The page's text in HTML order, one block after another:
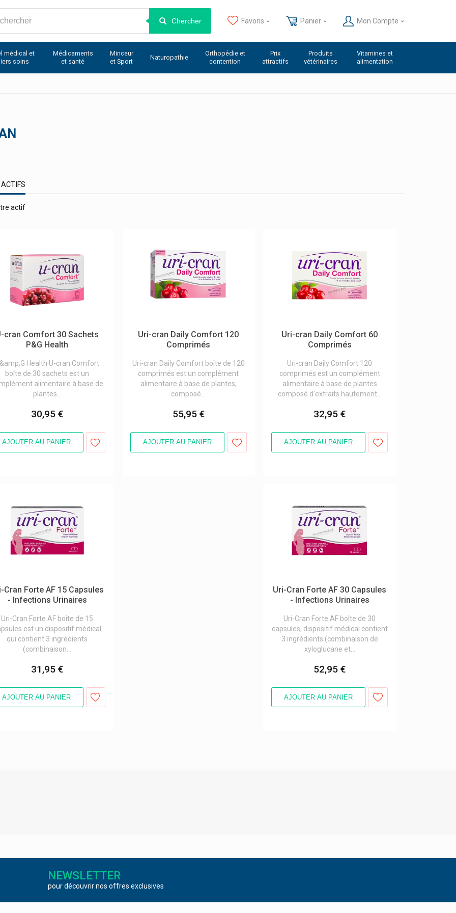
Chercher Favoris Panier Mon Compte
médical et
soins
Médicaments
et santé
Minceur
et Sport
Naturopathie
Orthopédie et
contention
Prix
attractifs
Produits
vétérinaires
Vitamines et
alimentation
ACTIFS
actif
cran Comfort 30 Sachets
P&G Health
Health U-cran Comfort
boîte de 30 sachets est un
alimentaire à base de
plantes...
30,95 €
AJOUTER AU PANIER
Uri-cran Daily Comfort 120
Comprimés
Uri-cran Daily Comfort boîte de 120
comprimés est un complément
alimentaire à base de plantes,
composé...
55,95 €
AJOUTER AU PANIER
Uri-cran Daily Comfort 60
Comprimés
Uri-cran Daily Comfort 120
comprimés est un complément
alimentaire à base de plantes
composé d'extraits hautement...
32,95 €
AJOUTER AU PANIER
Cran Forte AF 15 Capsules
- Infections Urinaires
Uri-Cran Forte AF boîte de 15
est un dispositif médical
qui contient 3 ingrédients
(combinaison...
31,95 €
AJOUTER AU PANIER
Uri-Cran Forte AF 30 Capsules
- Infections Urinaires
Uri-Cran Forte AF boîte de 30
capsules, dispositif médical contient
3 ingrédients (combinaison de
xyloglucane et...
52,95 €
AJOUTER AU PANIER
NEWSLETTER
pour découvrir nos offres exclusives